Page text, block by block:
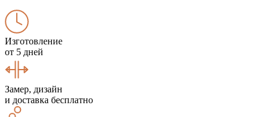
Изготовление
от 5 дней
Замер, дизайн
и доставка бесплатно